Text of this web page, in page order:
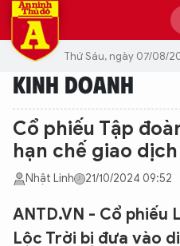
Thứ Sáu, ngày 07/08/
KINH DOANH
Cổ phiếu Tập
hạn chế giao dịch
Nhật Linh 21/10/2024 09:52
ANTD.VN - Cổ phiếu
Lộc Trời bị đưa vào